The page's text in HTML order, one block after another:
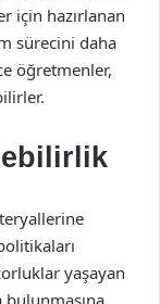
için hazırlanan
sürecini daha
öğretmenler,
yaşayan
bulunmasına